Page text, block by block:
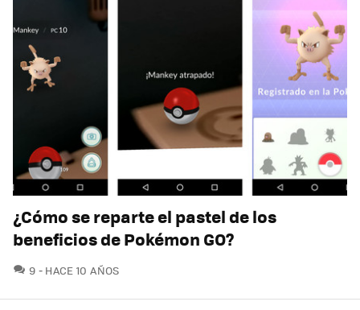
¿Cómo se reparte el pastel de los
beneficios de Pokémon GO?
9 COMENTARIOS
HACE 10 AÑOS